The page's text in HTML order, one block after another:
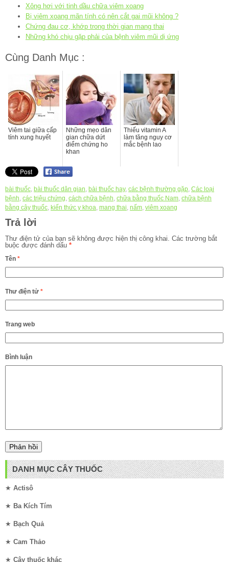
Xông hơi với tinh dầu chữa viêm xoang
Bị viêm xoang mãn tính có nên cắt gai mũi không ?
Chứng đau cơ, khớp trong thời gian mang thai
Những khó chịu gặp phải của bệnh viêm mũi dị ứng
Cùng Danh Mục :
Viêm tai giữa cấp
tính xung huyết
Những mẹo dân
gian chữa dứt
điểm chứng ho
khan
Thiếu vitamin A
làm tăng nguy cơ
mắc bệnh lao
bài thuốc, bài thuốc dân gian, bài thuốc hay, các bệnh thường gặp, Các loại
bệnh, các triệu chứng, cách chữa bệnh, chữa bằng thuốc Nam, chữa bệnh
bằng cây thuốc, kiến thức y khoa, mang thai, nấm, viêm xoang
Trả lời
Thư điện tử của bạn sẽ không được hiện thị công khai. Các trường bắt
buộc được đánh dấu *
Tên *
Thư điện tử *
Trang web
Bình luận
DANH MỤC CÂY THUỐC
★ Actisô
★ Ba Kích Tím
★ Bạch Quả
★ Cam Thảo
★ Cây thuốc khác